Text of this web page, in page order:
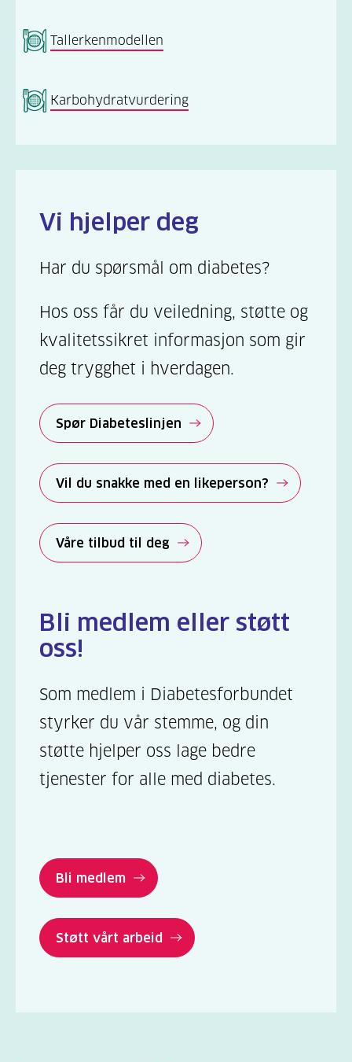
Tallerkenmodellen
Karbohydratvurdering
Vi hjelper deg
Har du spørsmål om diabetes?
Hos oss får du veiledning, støtte og
kvalitetssikret informasjon som gir
deg trygghet i hverdagen.
Spør Diabeteslinjen
Vil du snakke med en likeperson?
Våre tilbud til deg
Bli medlem eller støtt
oss!
Som medlem i Diabetesforbundet
styrker du vår stemme, og din
støtte hjelper oss lage bedre
tjenester for alle med diabetes.
Bli medlem
Støtt vårt arbeid